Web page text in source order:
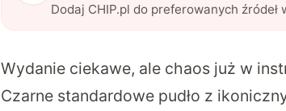
Dodaj CHIP.pl do preferowanych źródeł
Wydanie ciekawe, ale chaos już w
Czarne standardowe pudło z